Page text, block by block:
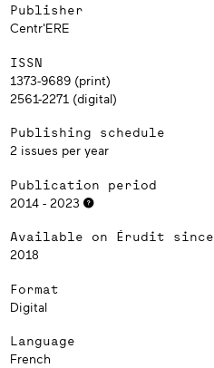
Publisher
Centr'ERE
ISSN
1373-9689 (print)
2561-2271 (digital)
Publishing schedule
2 issues per year
Publication period
2014 - 2023
Available on Érudit since
2018
Format
Digital
Language
French